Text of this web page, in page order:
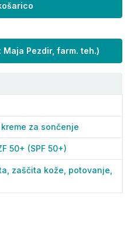
Maja Pezdir, farm. teh.)
kreme za sončenje
50+ (SPF 50+)
zaščita kože, potovanje,